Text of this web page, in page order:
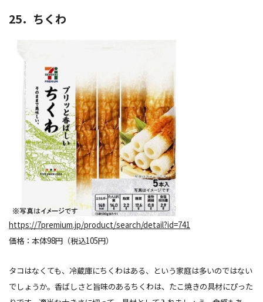
25．ちくわ
https://7premium.jp/product/search/detail?id=741
価格：本体98円（税込105円）
タコはなくても、冷蔵庫にちくわはある、という家庭は多いのではない
でしょうか。香ばしさと旨味のあるちくわは、たこ焼きの具材にぴった